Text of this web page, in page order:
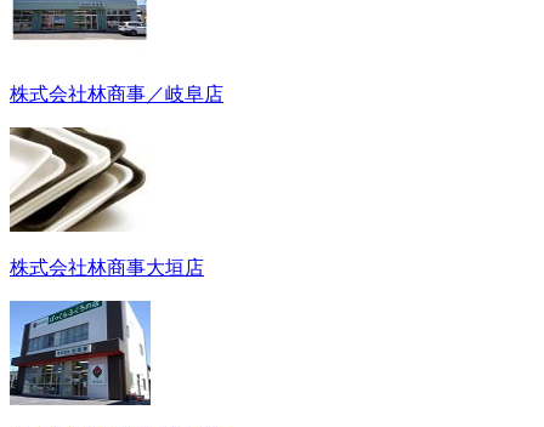
株式会社林商事／岐阜店
株式会社林商事大垣店